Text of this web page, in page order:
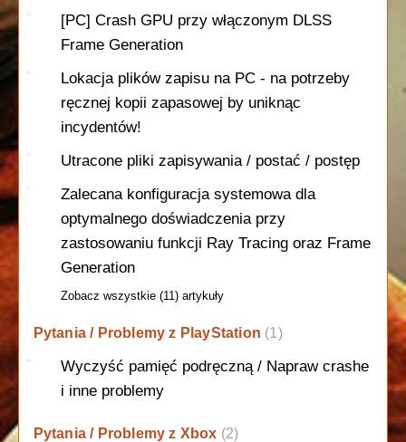
[PC] Crash GPU przy włączonym DLSS
Frame Generation
Lokacja plików zapisu na PC - na potrzeby
ręcznej kopii zapasowej by uniknąc
incydentów!
Utracone pliki zapisywania / postać / postęp
Zalecana konfiguracja systemowa dla
optymalnego doświadczenia przy
zastosowaniu funkcji Ray Tracing oraz Frame
Generation
Zobacz wszystkie (11) artykuły
Pytania / Problemy z PlayStation 1
Wyczyść pamięć podręczną / Napraw crashe
i inne problemy
Pytania / Problemy z Xbox 2